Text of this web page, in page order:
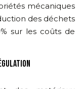
mécaniques
des déchets
sur les coûts de